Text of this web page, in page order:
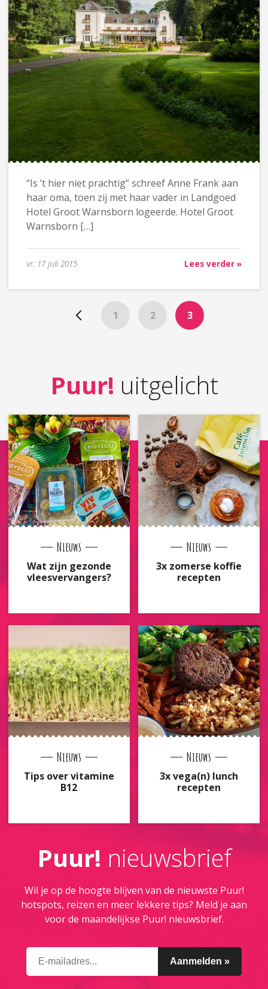
“Is ’t hier niet prachtig” schreef Anne Frank aan
haar oma, toen zij met haar vader in Landgoed
Hotel Groot Warnsborn logeerde. Hotel Groot
Warnsborn […]
vr. 17 juli 2015 Lees verder »
1 2 3
Puur! uitgelicht
Nieuws
Wat zijn gezonde
vleesvervangers?
Nieuws
3x zomerse koffie
recepten
Nieuws
Tips over vitamine
B12
Nieuws
3x vega(n) lunch
recepten
Puur! nieuwsbrief
Wil je op de hoogte blijven van de nieuwste Puur!
hotspots, reizen en meer lekkere tips? Meld je aan
voor de maandelijkse Puur! nieuwsbrief.